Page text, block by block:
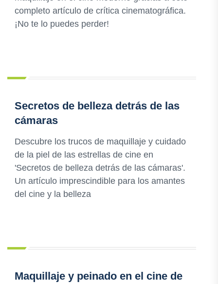
completo artículo de crítica cinematográfica.
¡No te lo puedes perder!
Secretos de belleza detrás de las
cámaras
Descubre los trucos de maquillaje y cuidado
de la piel de las estrellas de cine en
'Secretos de belleza detrás de las cámaras'.
Un artículo imprescindible para los amantes
del cine y la belleza
Maquillaje y peinado en el cine de